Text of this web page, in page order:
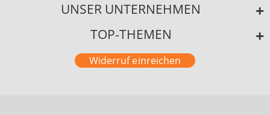
UNSER UNTERNEHMEN
TOP-THEMEN
Widerruf einreichen